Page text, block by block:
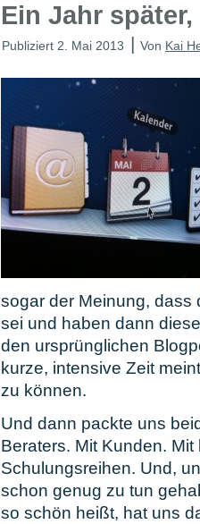
Ein Jahr
Publiziert 2. Mai 2013 | Von Kai
sogar der Meinung, dass
sei und haben dann
den ursprünglichen
kurze, intensive Zeit
zu können.
Und dann packte uns
Beraters. Mit Kunden.
Schulungsreihen. Und,
schon genug zu tun
so schön heißt, hat uns